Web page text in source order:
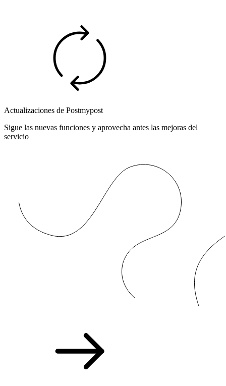
Actualizaciones de Postmypost
Sigue las nuevas funciones y aprovecha antes las mejoras del
servicio